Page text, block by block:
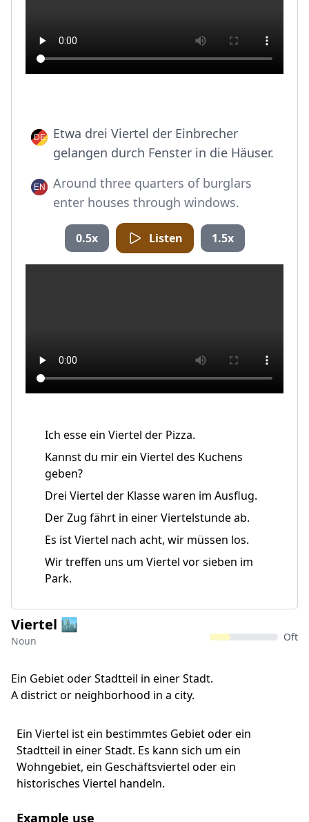
Etwa drei Viertel der Einbrecher
gelangen durch Fenster in die Häuser.
Around three quarters of burglars
enter houses through windows.
0.5x Listen 1.5x
Ich esse ein Viertel der Pizza.
Kannst du mir ein Viertel des Kuchens
geben?
Drei Viertel der Klasse waren im Ausflug.
Der Zug fährt in einer Viertelstunde ab.
Es ist Viertel nach acht, wir müssen los.
Wir treffen uns um Viertel vor sieben im
Park.
Viertel 🏙️
Noun Oft
Ein Gebiet oder Stadtteil in einer Stadt.
A district or neighborhood in a city.
Ein Viertel ist ein bestimmtes Gebiet oder ein
Stadtteil in einer Stadt. Es kann sich um ein
Wohngebiet, ein Geschäftsviertel oder ein
historisches Viertel handeln.
Example use